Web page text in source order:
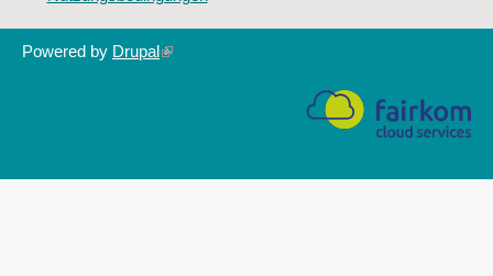
Powered by Drupal(link